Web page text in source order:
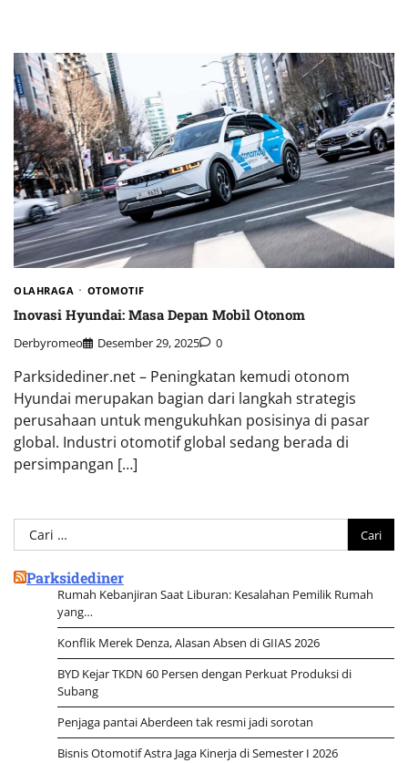
OLAHRAGA OTOMOTIF
Inovasi Hyundai: Masa Depan Mobil Otonom
Derbyromeo Desember 29, 2025 0
Parksidediner.net – Peningkatan kemudi otonom
Hyundai merupakan bagian dari langkah strategis
perusahaan untuk mengukuhkan posisinya di pasar
global. Industri otomotif global sedang berada di
persimpangan […]
Cari
untuk:
Parksidediner
Rumah Kebanjiran Saat Liburan: Kesalahan Pemilik Rumah
yang…
Konflik Merek Denza, Alasan Absen di GIIAS 2026
BYD Kejar TKDN 60 Persen dengan Perkuat Produksi di
Subang
Penjaga pantai Aberdeen tak resmi jadi sorotan
Bisnis Otomotif Astra Jaga Kinerja di Semester I 2026